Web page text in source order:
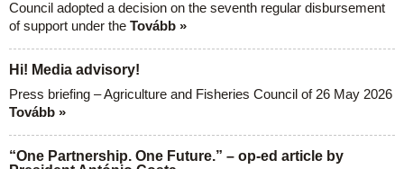
Council adopted a decision on the seventh regular disbursement
of support under the Tovább »
Hi! Media advisory!
Press briefing – Agriculture and Fisheries Council of 26 May 2026
Tovább »
“One Partnership. One Future.” – op-ed article by